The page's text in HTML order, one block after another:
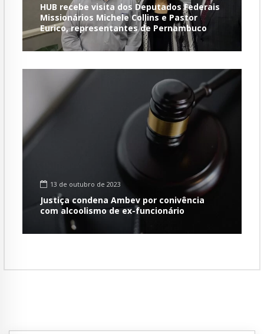
HUB recebe visita dos Deputados Federais
Missionários Michele Collins e Pastor
Eurico, representantes de Pernambuco
13 de outubro de 2023
Justiça condena Ambev por conivência
com alcoolismo de ex-funcionário